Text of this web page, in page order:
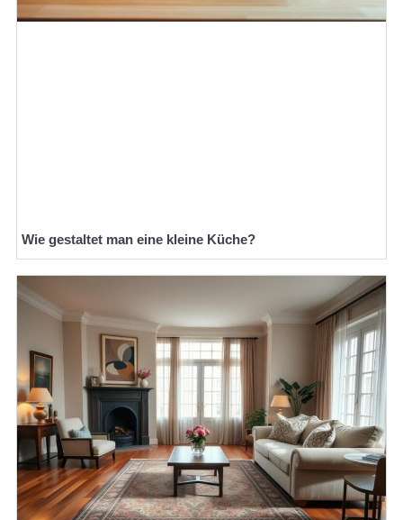
Wie gestaltet man eine kleine Küche?